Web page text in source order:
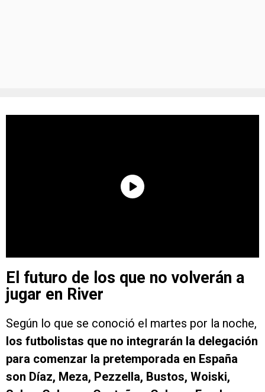
El futuro de los que no volverán a
jugar en River
Según lo que se conoció el martes por la noche,
los futbolistas que no integrarán la delegación
para comenzar la pretemporada en España
son Díaz, Meza, Pezzella, Bustos, Woiski,